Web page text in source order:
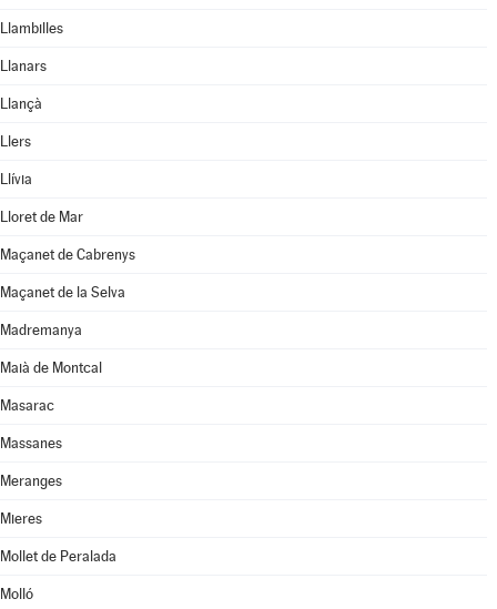
Llambilles
Llanars
Llançà
Llers
Llívia
Lloret de Mar
Maçanet de Cabrenys
Maçanet de la Selva
Madremanya
Maià de Montcal
Masarac
Massanes
Meranges
Mieres
Mollet de Peralada
Molló